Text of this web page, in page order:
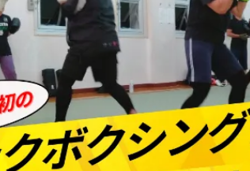
ビジネス・起業 チャ
まちづくり・地域活性化